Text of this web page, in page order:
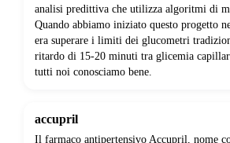
analisi predittiva che utilizza algoritmi di
Quando abbiamo iniziato questo progetto
era superare i limiti dei glucometri
ritardo di 15-20 minuti tra glicemia
tutti noi conosciamo bene.
accupril
Il farmaco antipertensivo Accupril, nome